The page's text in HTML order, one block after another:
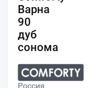
Варна
90
дуб
сонома
Россия